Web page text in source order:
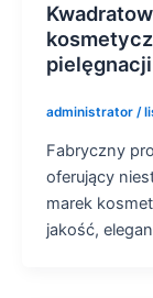
administrator /
Fabryczny
oferujący
marek
jakość,